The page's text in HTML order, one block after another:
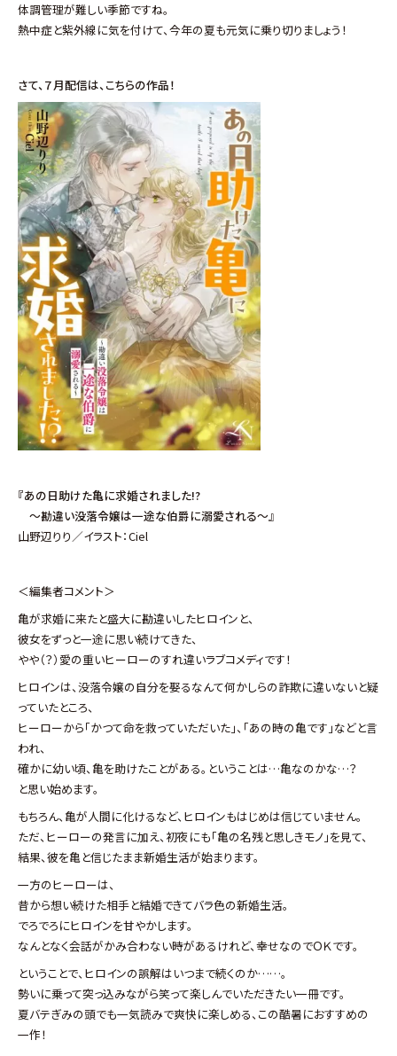
体調管理が難しい季節ですね。
熱中症と紫外線に気を付けて、今年の夏も元気に乗り切りましょう！
さて、７月配信は、こちらの作品！
『あの日助けた亀に求婚されました!?
～勘違い没落令嬢は一途な伯爵に溺愛される～ 』
山野辺りり／イラスト：Ciel
＜編集者コメント＞
亀が求婚に来たと盛大に勘違いしたヒロインと、
彼女をずっと一途に思い続けてきた、
やや（？）愛の重いヒーローのすれ違いラブコメディです！
ヒロインは、没落令嬢の自分を娶るなんて何かしらの詐欺に違いないと疑
っていたところ、
ヒーローから「かつて命を救っていただいた」、「あの時の亀です」などと言
われ、
確かに幼い頃、亀を助けたことがある。ということは…亀なのかな…？
と思い始めます。
もちろん、亀が人間に化けるなど、ヒロインもはじめは信じていません。
ただ、ヒーローの発言に加え、初夜にも「亀の名残と思しきモノ」を見て、
結果、彼を亀と信じたまま新婚生活が始まります。
一方のヒーローは、
昔から想い続けた相手と結婚できてバラ色の新婚生活。
でろでろにヒロインを甘やかします。
なんとなく会話がかみ合わない時があるけれど、幸せなのでＯＫです。
ということで、ヒロインの誤解はいつまで続くのか……。
勢いに乗って突っ込みながら笑って楽しんでいただきたい一冊です。
夏バテぎみの頭でも一気読みで爽快に楽しめる、この酷暑におすすめの
一作！